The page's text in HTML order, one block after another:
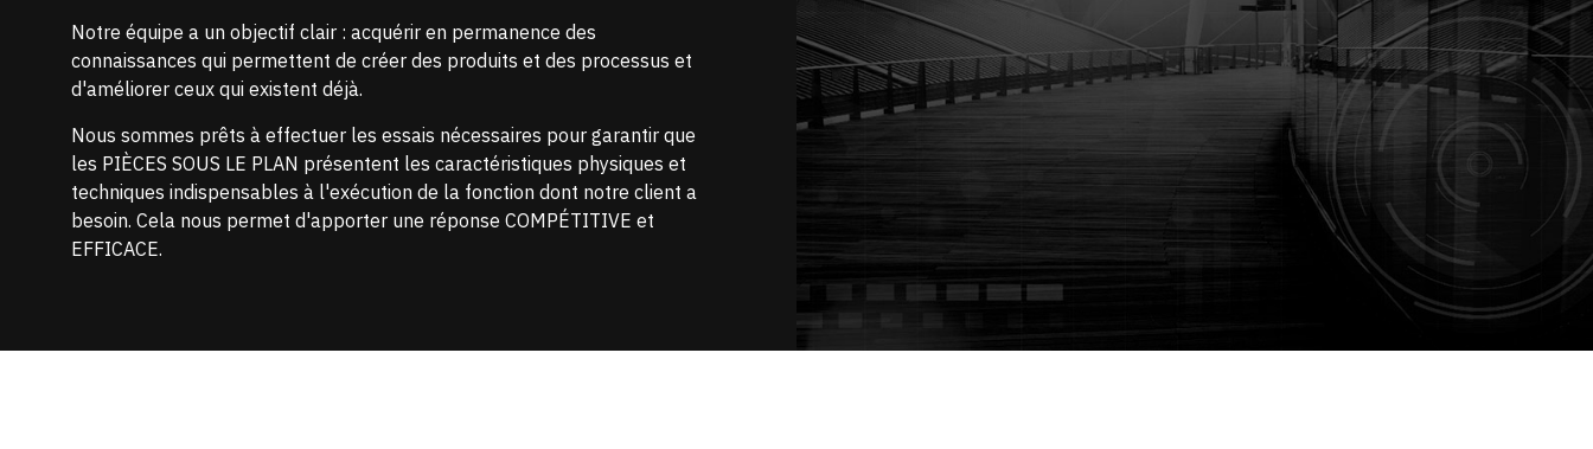
Notre équipe a un objectif clair : acquérir en permanence des
connaissances qui permettent de créer des produits et des processus et
d'améliorer ceux qui existent déjà.
Nous sommes prêts à effectuer les essais nécessaires pour garantir que
les PIÈCES SOUS LE PLAN présentent les caractéristiques physiques et
techniques indispensables à l'exécution de la fonction dont notre client a
besoin. Cela nous permet d'apporter une réponse COMPÉTITIVE et
EFFICACE.